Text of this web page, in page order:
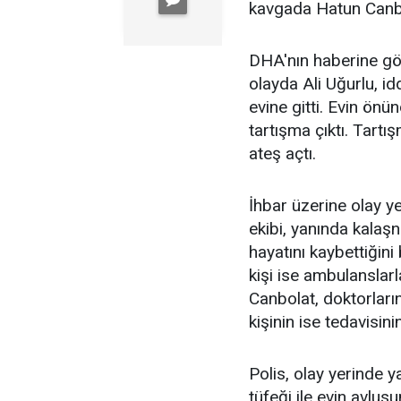
kavgada Hatun
DHA'nın haberine
olayda Ali Uğurlu,
evine gitti. Evin
tartışma çıktı.
ateş açtı.
İhbar üzerine olay
ekibi, yanında
hayatını
kişi ise
Canbolat,
kişinin ise
Polis, olay yerinde